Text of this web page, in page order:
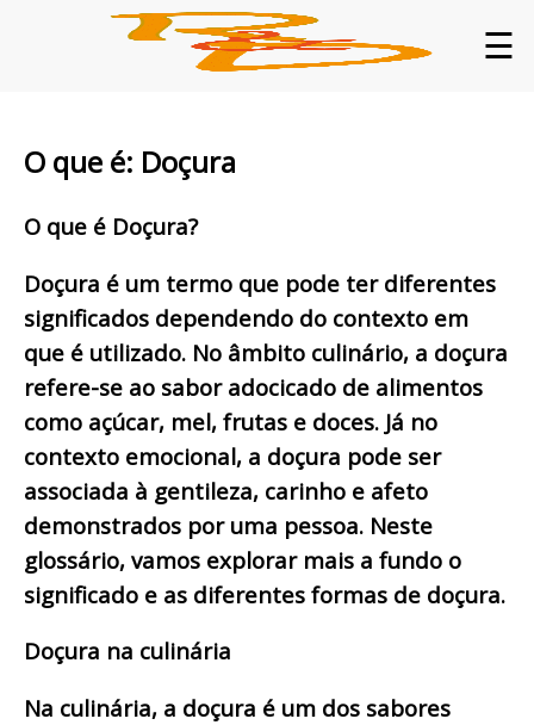
☰
O que é: Doçura
O que é Doçura?
Doçura é um termo que pode ter diferentes
significados dependendo do contexto em
que é utilizado. No âmbito culinário, a doçura
refere-se ao sabor adocicado de alimentos
como açúcar, mel, frutas e doces. Já no
contexto emocional, a doçura pode ser
associada à gentileza, carinho e afeto
demonstrados por uma pessoa. Neste
glossário, vamos explorar mais a fundo o
significado e as diferentes formas de doçura.
Doçura na culinária
Na culinária, a doçura é um dos sabores